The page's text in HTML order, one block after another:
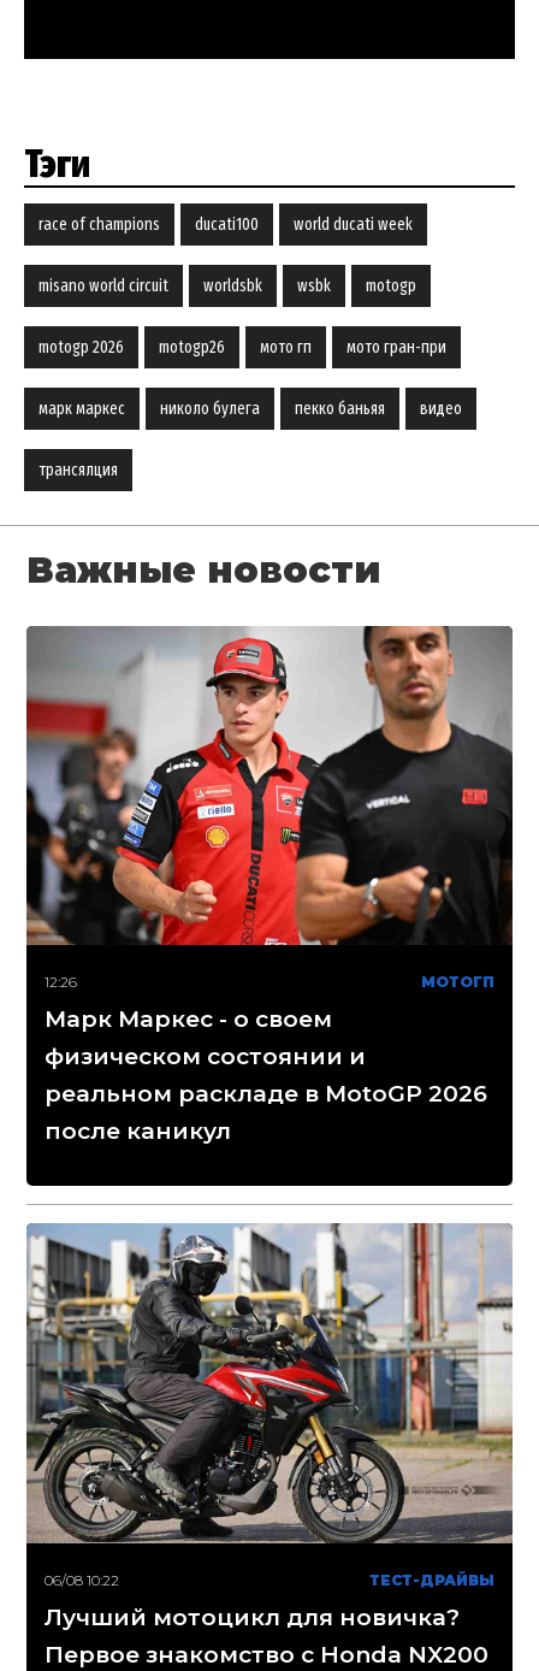
Тэги
race of champions ducati100 world ducati week
misano world circuit worldsbk wsbk motogp
motogp 2026 motogp26 мото гп мото гран-при
марк маркес николо булега пекко баньяя видео
трансялция
Важные новости
12:26 МОТОГП
Марк Маркес - о своем
физическом состоянии и
реальном раскладе в MotoGP 2026
после каникул
06/08 10:22 ТЕСТ-ДРАЙВЫ
Лучший мотоцикл для новичка?
Первое знакомство с Honda NX200